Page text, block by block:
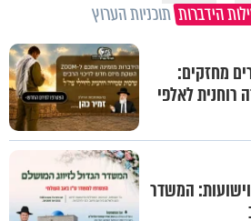
הידברות תוכניות הערוץ
מחזקים:
רוחנית לאלפי
וישועות: המשדר